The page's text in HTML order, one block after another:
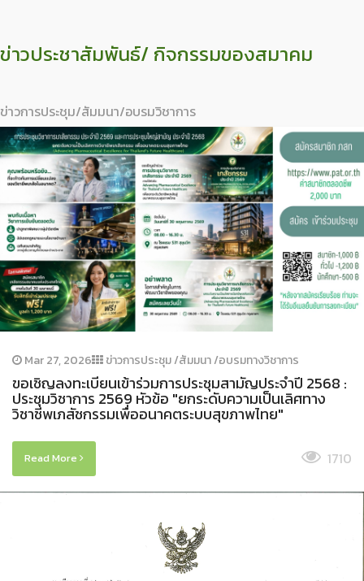
ข่าวประชาสัมพันธ์/ กิจกรรมของสมาคม
ข่าวการประชุม/สัมมนา/อบรมวิชาการ
Mar 27, 2026 ข่าวการประชุม /สัมมนา /อบรมทางวิชาการ
ขอเชิญลงทะเบียนเข้าร่วมการประชุมสามัญประจำปี 2568 :
ประชุมวิชาการ 2569 หัวข้อ "ยกระดับความเป็นเลิศทาง
วิชาชีพเภสัชกรรมเพื่ออนาคตระบบสุขภาพไทย"
Read More 1710